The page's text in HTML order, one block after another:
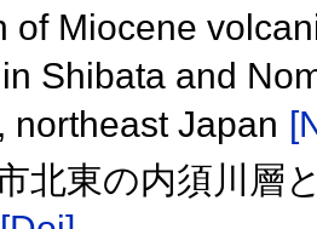
of Miocene
Shibata and
northeast Japan
北東の内須川層